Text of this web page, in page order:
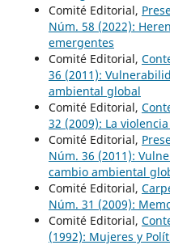
Comité Editorial,
Núm. 58 (2022):
emergentes
Comité Editorial,
36 (2011):
ambiental global
Comité Editorial,
32 (2009): La
Comité Editorial,
Núm. 36 (2011):
cambio ambiental
Comité Editorial,
Núm. 31 (2009):
Comité Editorial,
(1992): Mujeres y